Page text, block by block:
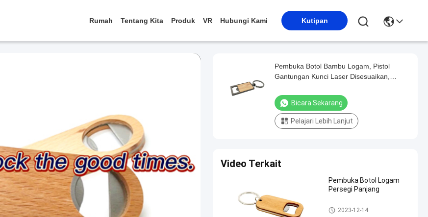
Rumah Tentang Kita Produk VR Hubungi Kami Kutipan
Pembuka Botol Bambu Logam, Pistol
Gantungan Kunci Laser Disesuaikan,
Bicara Sekarang
Pelajari Lebih Lanjut
Video Terkait
Pembuka Botol Logam
Persegi Panjang
Pembuka Botol Logam
2023-12-14